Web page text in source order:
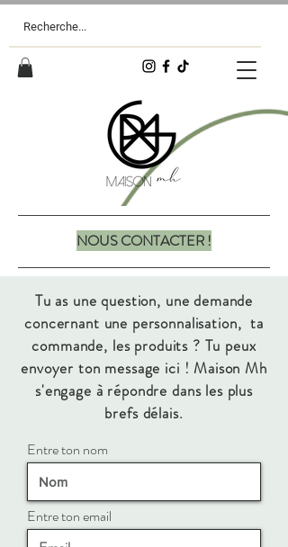
NOUS CONTACTER !
Tu as une question, une demande
concernant une personnalisation, ta
commande, les produits ? Tu peux
envoyer ton message ici ! Maison Mh
s'engage à répondre dans les plus
brefs délais.
Entre ton nom
Entre ton email